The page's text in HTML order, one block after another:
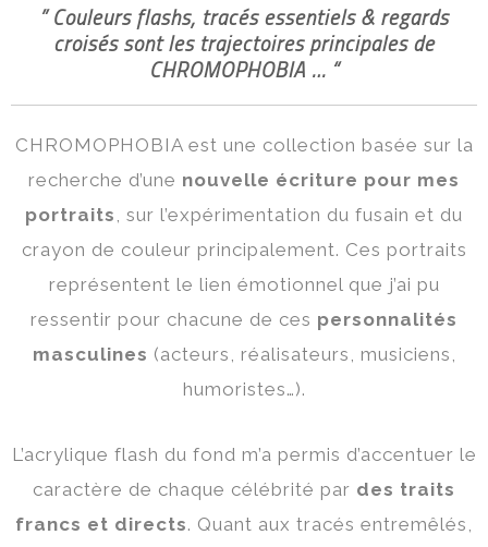
” Couleurs flashs, tracés essentiels & regards
croisés sont les trajectoires principales de
CHROMOPHOBIA … “
CHROMOPHOBIA est une collection basée sur la
recherche d’une nouvelle écriture pour mes
portraits , sur l’expérimentation du fusain et du
crayon de couleur principalement. Ces portraits
représentent le lien émotionnel que j’ai pu
ressentir pour chacune de ces personnalités
masculines (acteurs, réalisateurs, musiciens,
humoristes…).
L’acrylique flash du fond m’a permis d’accentuer le
caractère de chaque célébrité par des traits
francs et directs. Quant aux tracés entremêlés,